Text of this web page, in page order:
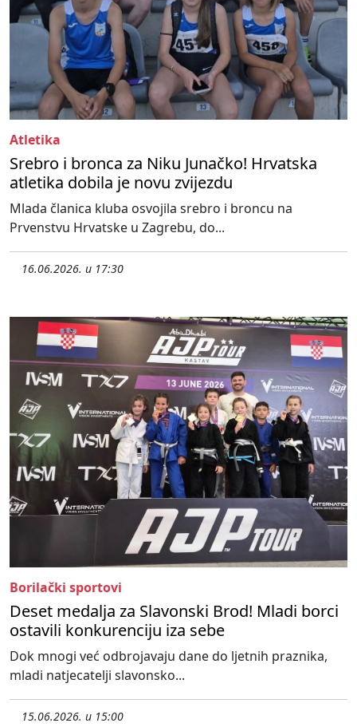
Atletika
Srebro i bronca za Niku Junačko! Hrvatska
atletika dobila je novu zvijezdu
Mlada članica kluba osvojila srebro i broncu na
Prvenstvu Hrvatske u Zagrebu, do...
16.06.2026. u 17:30
Borilački sportovi
Deset medalja za Slavonski Brod! Mladi borci
ostavili konkurenciju iza sebe
Dok mnogi već odbrojavaju dane do ljetnih praznika,
mladi natjecatelji slavonsko...
15.06.2026. u 15:00